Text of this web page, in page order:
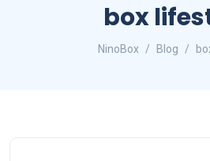
box
NinoBox Blog